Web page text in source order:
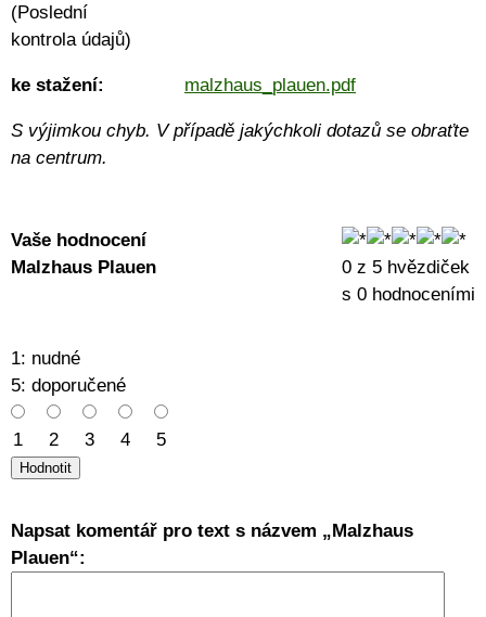
(Poslední
kontrola údajů)
ke stažení: malzhaus_ plauen.pdf
S výjimkou chyb. V případě jakýchkoli dotazů se obraťte
na centrum.
Vaše hodnocení
Malzhaus Plauen
0 z 5 hvězdiček
s 0 hodnoceními
1: nudné
5: doporučené
1 2 3 4 5
Napsat komentář pro text s názvem
Malzhaus
Plauen :